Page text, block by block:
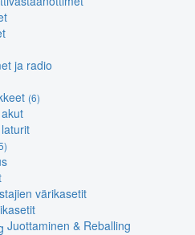
ja radio
(6)
värikasetit
Juottaminen & Reballing